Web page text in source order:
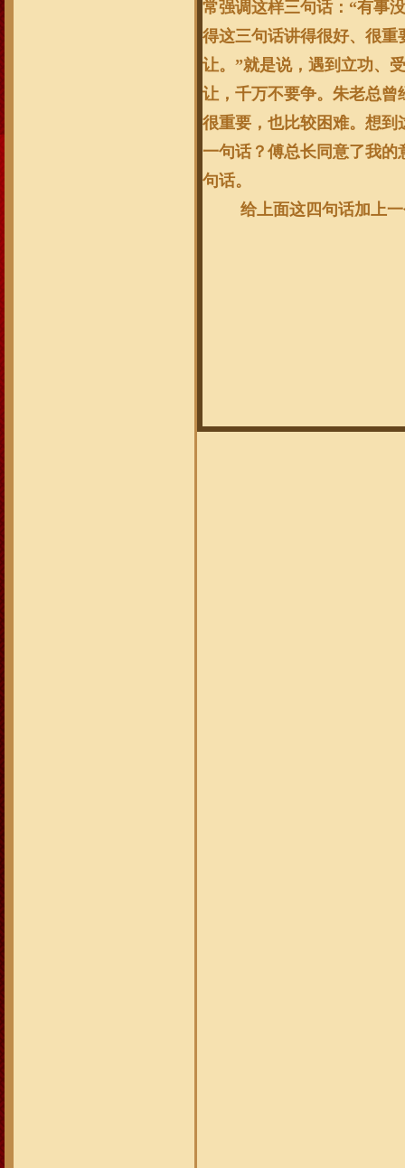
常强调这样三句话：“有事
得这三句话讲得很好、很
让。”就是说，遇到立功、
让，千万不要争。朱老总曾
很重要，也比较困难。想
一句话？傅总长同意了我
句话。
给上面这四句话加上